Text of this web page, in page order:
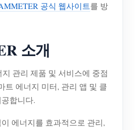
공식 웹사이트를 방
소개
관리 제품 및 서비스에 중점
트 에너지 미터, 관리 앱 및 클
합니다.
에너지를 효과적으로 관리,